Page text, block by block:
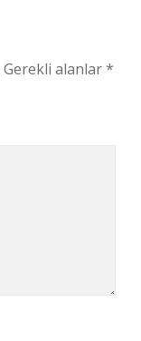
Gerekli alanlar*